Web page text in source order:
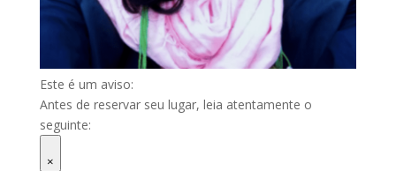
Este é um aviso:
Antes de reservar seu lugar, leia atentamente o
seguinte:
×